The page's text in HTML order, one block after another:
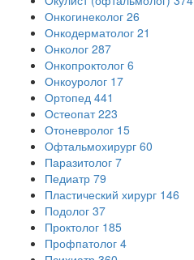
Онкогинеколог 26
Онкодерматолог 21
Онколог 287
Онкопроктолог 6
Онкоуролог 17
Ортопед 441
Остеопат 223
Отоневролог 15
Офтальмохирург 60
Паразитолог 7
Педиатр 79
Пластический хирург 146
Подолог 37
Проктолог 185
Профпатолог 4